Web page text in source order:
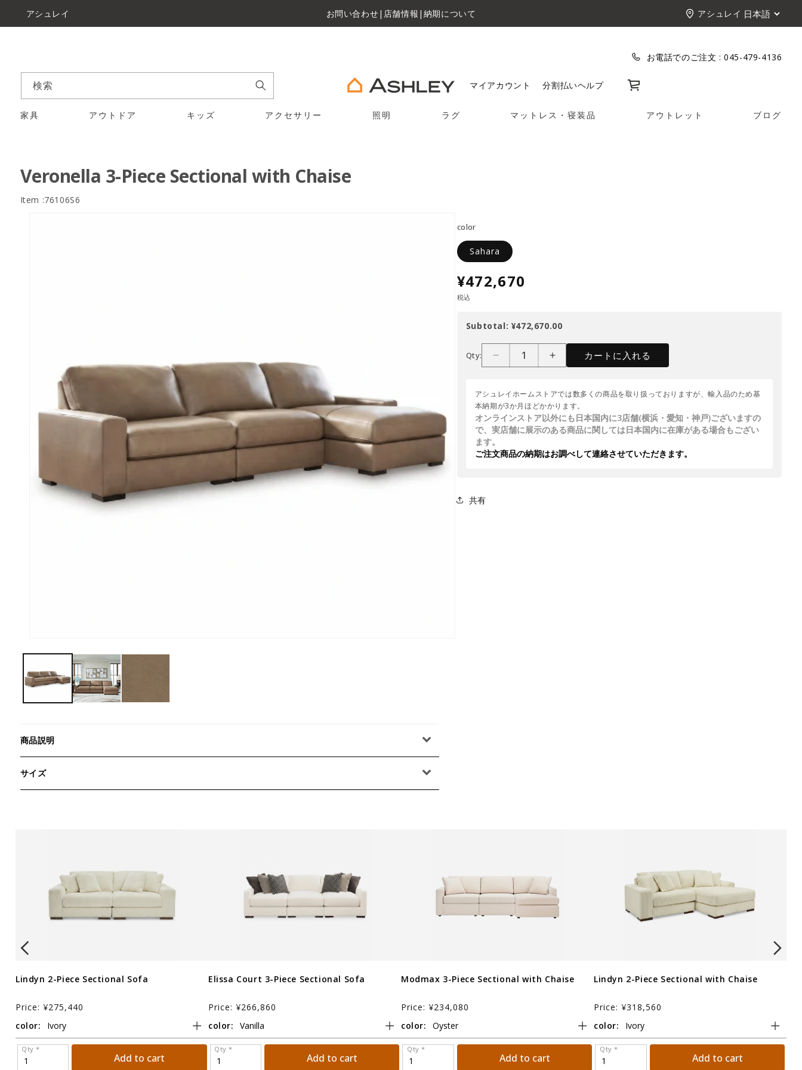
アシュレイ お問い合わせ| 店舗情報 | 納期について アシュレイ
お電話でのご注文 :045-479-4136
検索 マイアカウント 分割払いヘルプ カート
家具 アウトドア キッズ アクセサリー 照明 ラグ マットレス・寝装品 アウトレット ブログ
Veronella 3-Piece Sectional with Chaise
Item :76106S6
商品説明
サイズ
color
Sahara
¥472,670
税込
Subtotal: ¥472,670.00
Qty: カートに入れる
アシュレイホームストアでは数多くの商品を取り扱っておりますが、輸入品のため基
本納期が3か月ほどかかります。
オンラインストア以外にも日本国内に3店舗(横浜・愛知・神戸)ございますの
で、実店舗に展示のある商品に関しては日本国内に在庫がある場合もござい
ます。
ご注文商品の納期はお調べして連絡させていただきます。
共有
Lindyn 2-Piece Sectional Sofa
Price: ¥275,440
color:
Qty *
Add to cart
Elissa Court 3-Piece Sectional Sofa
Price: ¥266,860
color:
Qty *
Add to cart
Modmax 3-Piece Sectional with Chaise
Price: ¥234,080
color:
Qty *
Add to cart
Lindyn 2-Piece Sectional with Chaise
Price: ¥318,560
color:
Qty *
Add to cart